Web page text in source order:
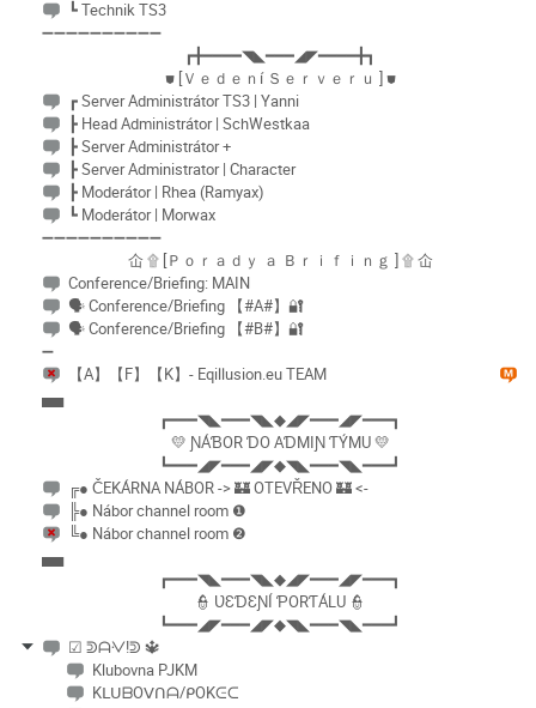
┗ Technik TS3
➖➖➖➖➖➖➖➖➖➖
┏╋━━━━◥◣━━━◢◤━━━━╋┓
⛊ [Ｖｅｄｅｎí Ｓｅｒｖｅｒｕ ] ⛊
┏ Server Administrátor TS3 | Yanni
┣ Head Administrátor | SchWestkaa
┣ Server Administrátor +
┣ Server Administrator | Character
┣ Moderátor | Rhea (Ramyax)
┗ Moderátor | Morwax
➖➖➖➖➖➖➖➖➖➖
仚 ۩ [Ｐｏｒａｄｙ ａ Ｂｒｉｆｉｎｇ ] ۩ 仚
Conference/Briefing: MAIN
🗣 Conference/Briefing 【#A#】🔐
🗣 Conference/Briefing 【#B#】🔐
➖
【A】【F】【K】- Eqillusion.eu TEAM
▄▄
┏━━━◥◣━━━◥◣◆◢◤━━━◢◤━━━┓
💛 ƝÁƁOR ƊO AƊMIƝ ƬÝMU 💛
┗━━━◢◤━━━◢◤◆◥◣━━━◥◣━━━┛
╔● ČEKÁRNA NÁBOR -> 🏰 OTEVŘENO 🏰 <-
╠● Nábor channel room ❶
╚● Nábor channel room ❷
▄▄
┏━━━◥◣━━━◥◣◆◢◤━━━◢◤━━━┓
👮 ƲƐƊƐƝÍ ƤORƬÁLU 👮
┗━━━◢◤━━━◢◤◆◥◣━━━◥◣━━━┛
☑ ️ᕲᗩᐺ!ᕲ 🔱
Klubovna PJKM
KᒪᑌᗷOᐯᑎᗩ/ᑭOKᕮᑕ